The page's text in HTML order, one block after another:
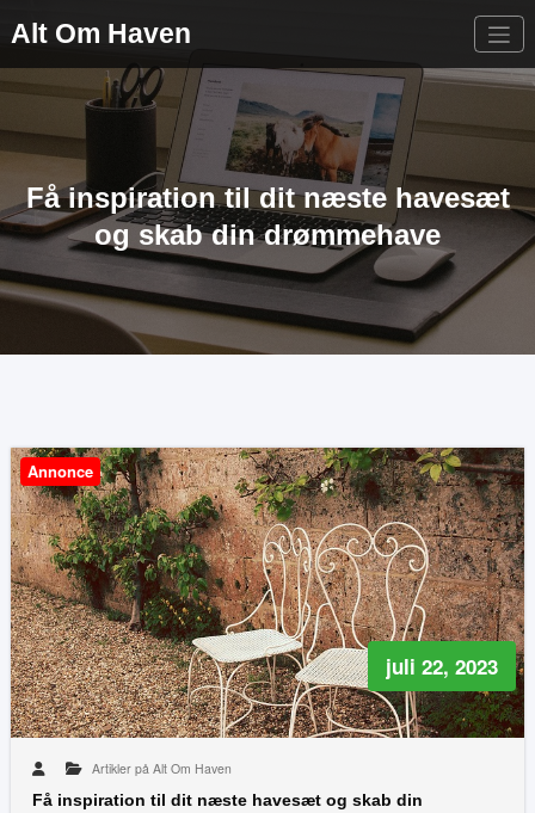
Alt Om Haven
Få inspiration til dit næste havesæt
og skab din drømmehave
Annonce
juli 22, 2023
Artikler på Alt Om Haven
Få inspiration til dit næste havesæt og skab din